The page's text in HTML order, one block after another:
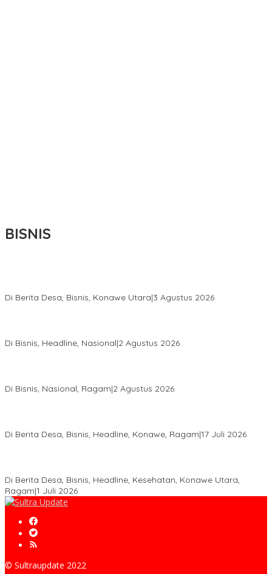
BISNIS
Di Berita Desa, Bisnis, Konawe Utara|3 Agustus 2026
Di Bisnis, Headline, Nasional|2 Agustus 2026
Di Bisnis, Nasional, Ragam|2 Agustus 2026
Di Berita Desa, Bisnis, Headline, Konawe, Ragam|17 Juli 2026
Di Berita Desa, Bisnis, Headline, Kesehatan, Konawe Utara,
Ragam|1 Juli 2026
© Sultraupdate 2022